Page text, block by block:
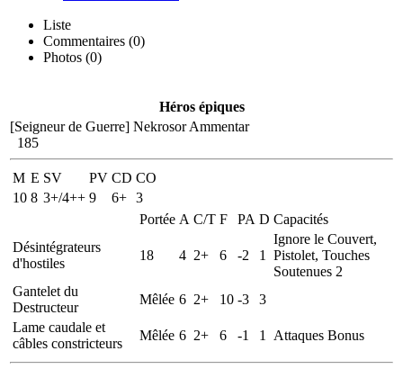
Liste
Commentaires (0)
Photos (0)
Héros épiques
[Seigneur de Guerre] Nekrosor Ammentar
185
M E SV PV CD CO
10 8 3+/4++ 9 6+ 3
Portée A C/T F PA D Capacités
Désintégrateurs
d'hostiles
18 4 2+ 6 -2 1
Ignore le Couvert,
Pistolet, Touches
Soutenues 2
Gantelet du
Destructeur
Mêlée 6 2+ 10 -3
3
Lame caudale et
câbles constricteurs
Mêlée 6 2+ 6 -1 1 Attaques Bonus